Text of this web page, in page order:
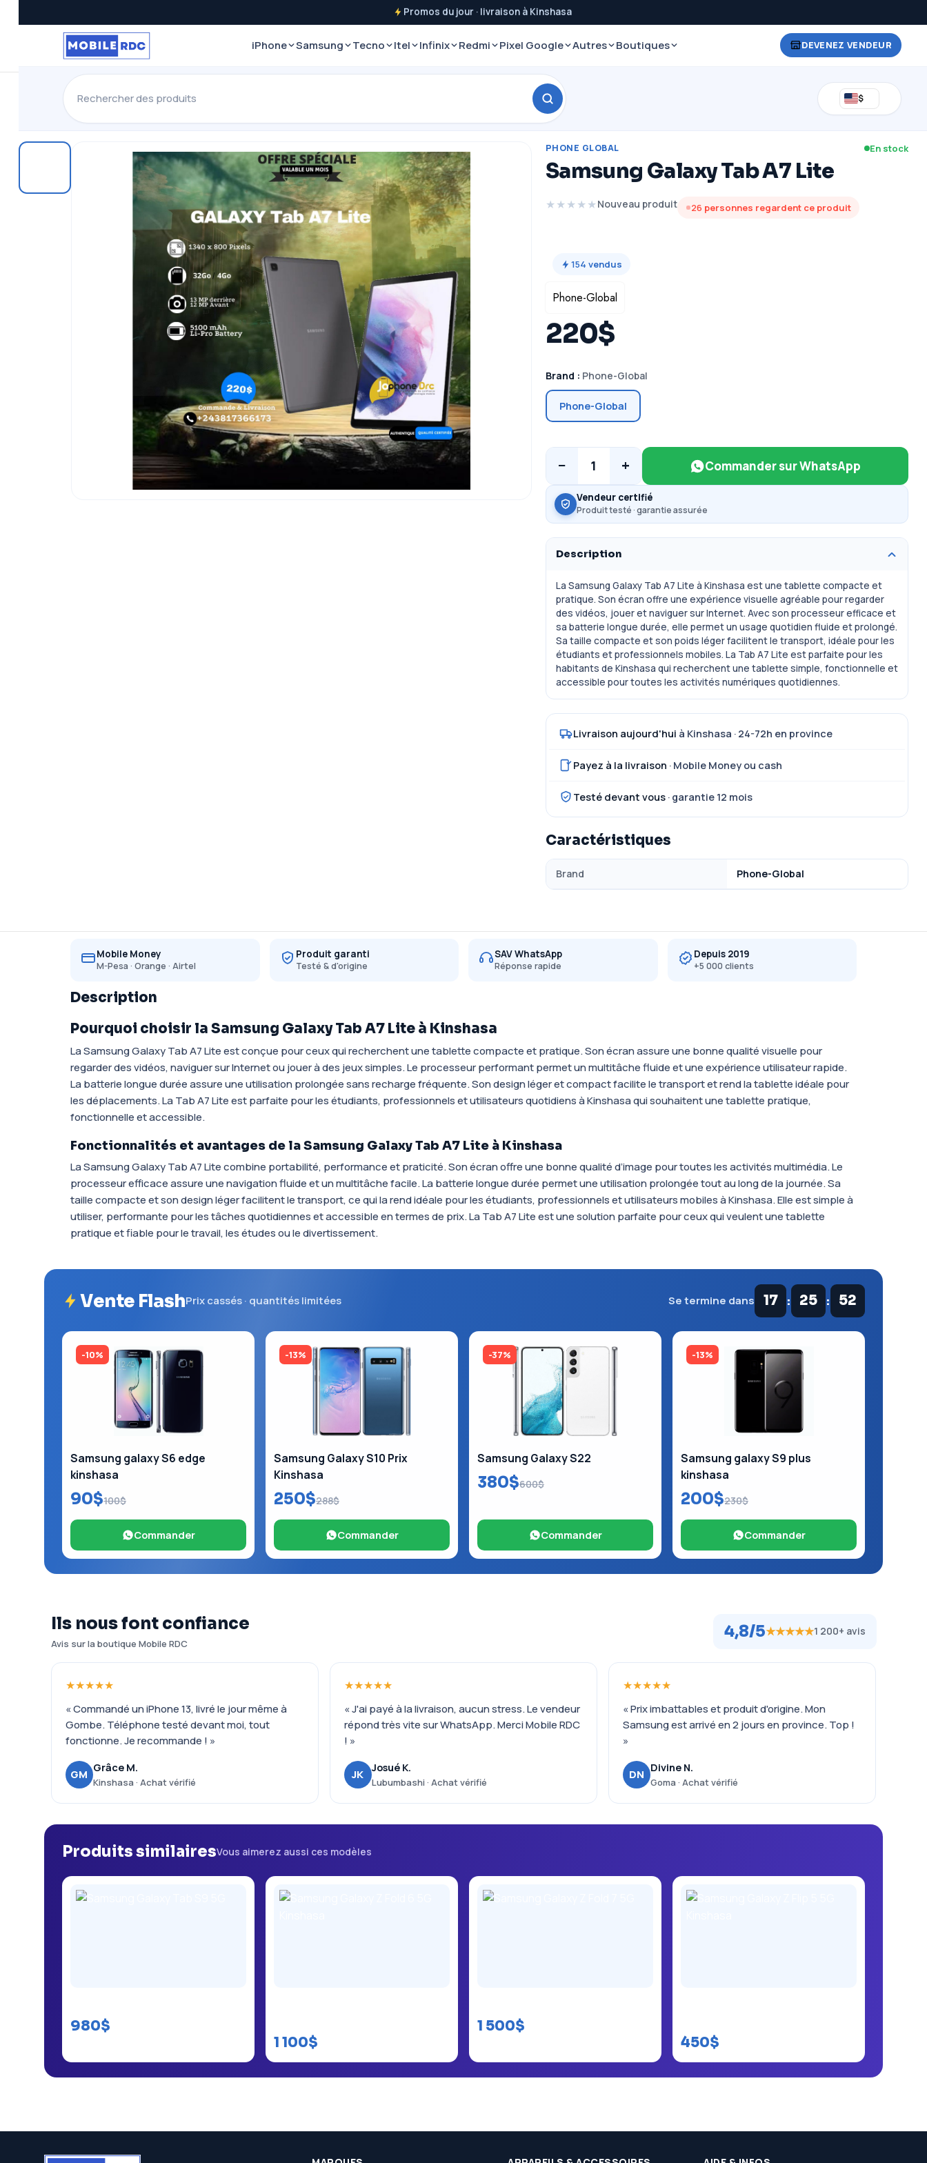
Promos du jour · livraison à Kinshasa
iPhone Samsung Tecno Itel Infinix Redmi Pixel Google Autres Boutiques DEVENEZ VENDEUR
$
PHONE GLOBAL En stock
Samsung Galaxy Tab A7 Lite
★★★★★Nouveau produit 26 personnes regardent ce produit
154 vendus
Phone-Global
220$
Brand : Phone-Global
Phone-Global
− 1 + Commander sur WhatsApp
Vendeur certifié
Produit testé · garantie assurée
Description
La Samsung Galaxy Tab A7 Lite à Kinshasa est une tablette compacte et
pratique. Son écran offre une expérience visuelle agréable pour regarder
des vidéos, jouer et naviguer sur Internet. Avec son processeur efficace et
sa batterie longue durée, elle permet un usage quotidien fluide et prolongé.
Sa taille compacte et son poids léger facilitent le transport, idéale pour les
étudiants et professionnels mobiles. La Tab A7 Lite est parfaite pour les
habitants de Kinshasa qui recherchent une tablette simple, fonctionnelle et
accessible pour toutes les activités numériques quotidiennes.
Livraison aujourd'hui à Kinshasa · 24-72h en province
Payez à la livraison · Mobile Money ou cash
Testé devant vous· garantie 12 mois
Caractéristiques
Brand Phone-Global
Mobile Money
M-Pesa · Orange · Airtel
Produit garanti
Testé & d'origine
SAV WhatsApp
Réponse rapide
Depuis 2019
+5 000 clients
Description
Pourquoi choisir la Samsung Galaxy Tab A7 Lite à Kinshasa
La Samsung Galaxy Tab A7 Lite est conçue pour ceux qui recherchent une tablette compacte et pratique. Son écran assure une bonne qualité visuelle pour
regarder des vidéos, naviguer sur Internet ou jouer à des jeux simples. Le processeur performant permet un multitâche fluide et une expérience utilisateur rapide.
La batterie longue durée assure une utilisation prolongée sans recharge fréquente. Son design léger et compact facilite le transport et rend la tablette idéale pour
les déplacements. La Tab A7 Lite est parfaite pour les étudiants, professionnels et utilisateurs quotidiens à Kinshasa qui souhaitent une tablette pratique,
fonctionnelle et accessible.
Fonctionnalités et avantages de la Samsung Galaxy Tab A7 Lite à Kinshasa
La Samsung Galaxy Tab A7 Lite combine portabilité, performance et praticité. Son écran offre une bonne qualité d’image pour toutes les activités multimédia. Le
processeur efficace assure une navigation fluide et un multitâche facile. La batterie longue durée permet une utilisation prolongée tout au long de la journée. Sa
taille compacte et son design léger facilitent le transport, ce qui la rend idéale pour les étudiants, professionnels et utilisateurs mobiles à Kinshasa. Elle est simple à
utiliser, performante pour les tâches quotidiennes et accessible en termes de prix. La Tab A7 Lite est une solution parfaite pour ceux qui veulent une tablette
pratique et fiable pour le travail, les études ou le divertissement.
Vente FlashPrix cassés · quantités limitées Se termine dans 17 : 25 : 51
-10%
Samsung galaxy S6 edge
kinshasa
90$100$
Commander
-13%
Samsung Galaxy S10 Prix
Kinshasa
250$288$
Commander
-37%
Samsung Galaxy S22
380$600$
Commander
-13%
Samsung galaxy S9 plus
kinshasa
200$230$
Commander
Ils nous font confiance
Avis sur la boutique Mobile RDC
4,8/5★★★★★1 200+ avis
★★★★★
« Commandé un iPhone 13, livré le jour même à
Gombe. Téléphone testé devant moi, tout
fonctionne. Je recommande ! »
GM Grâce M.
Kinshasa · Achat vérifié
★★★★★
« J'ai payé à la livraison, aucun stress. Le vendeur
répond très vite sur WhatsApp. Merci Mobile RDC
! »
JK Josué K.
Lubumbashi · Achat vérifié
★★★★★
« Prix imbattables et produit d'origine. Mon
Samsung est arrivé en 2 jours en province. Top !
»
DN Divine N.
Goma · Achat vérifié
Produits similairesVous aimerez aussi ces modèles
980$
1 100$
1 500$
450$